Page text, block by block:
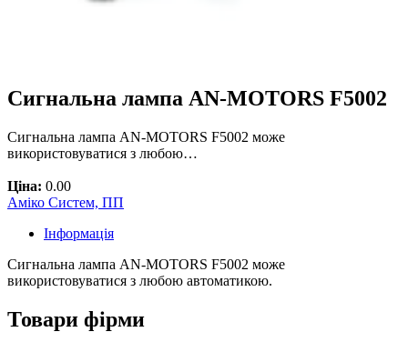
Сигнальна лампа AN-MOTORS F5002
Сигнальна лампа AN-MOTORS F5002 може
використовуватися з любою…
Ціна: 0.00
Аміко Систем, ПП
Інформація
Сигнальна лампа AN-MOTORS F5002 може
використовуватися з любою автоматикою.
Товари фірми